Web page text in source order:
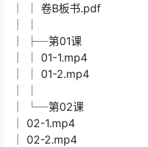
│ │ 卷B板书.pdf
│ ├─第01课
│ │ 01-1.mp4
│ │ 01-2.mp4
│ └─第02课
│ 02-1.mp4
│ 02-2.mp4